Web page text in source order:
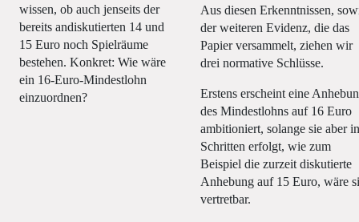
wissen, ob auch jenseits der
bereits andiskutierten 14 und
15 Euro noch Spielräume
bestehen. Konkret: Wie wäre
ein 16-Euro-Mindestlohn
einzuordnen?
Aus diesen Erkenntnissen,
der weiteren Evidenz, die das
Papier versammelt, ziehen wir
drei normative Schlüsse.
Erstens erscheint eine
des Mindestlohns auf 16 Euro
ambitioniert, solange sie aber
Schritten erfolgt, wie zum
Beispiel die zurzeit diskutierte
Anhebung auf 15 Euro, wäre
vertretbar.